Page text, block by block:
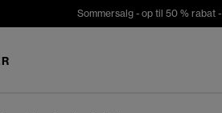
Sommersalg - op til 50 % rabat -